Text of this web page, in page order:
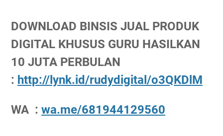
DOWNLOAD BINSIS JUAL PRODUK
DIGITAL KHUSUS GURU HASILKAN
10 JUTA PERBULAN
: http://lynk.id/rudydigital/o3QKDlM
WA : wa.me/681944129560